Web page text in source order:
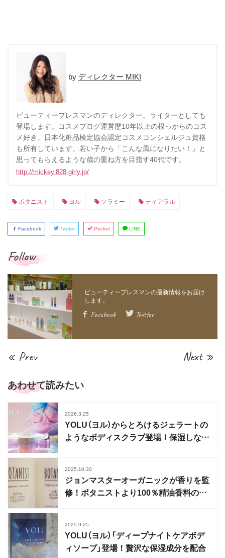
ディレクター MIKI
ビューティープレスマンのディレクター。ライターとしても
登場します。コスメブログ運営歴10年以上の根っからのコス
メ好き。日本化粧品検定協会認定コスメコンシェルジュ資格
も所有しています。若い子から「こんな風になりたい！」と
思ってもらえるような歳の重ね方を目指す40代です。
http://mickey.828.girly.jp/
ボタニスト ヨル ソラミー ティアラル
Facebook Twitter Pocket LINE
Follow
Facebook Twitter
« Prev Next »
あわせて読みたい
2026.3.25
YOLU（ヨル）からとろけるジェラートの
ようなボディスクラブ登場！保湿しなが
2025.10.30
ジョンマスターオーガニックが香りを監
修！ボタニストより100％精油香料のヘ
2025.9.25
YOLU（ヨル）「ディープナイトケアボデ
ィソープ」登場！贅沢な保湿成分を配合